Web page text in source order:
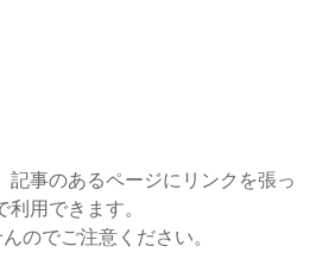
記事のあるページにリンクを張っ
用できます。
のでご注意ください。